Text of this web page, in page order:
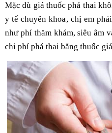
Mặc dù giá thuốc phá thai
y tế chuyên khoa, chị em
như phí thăm khám, siêu âm
chi phí phá thai bằng thuốc